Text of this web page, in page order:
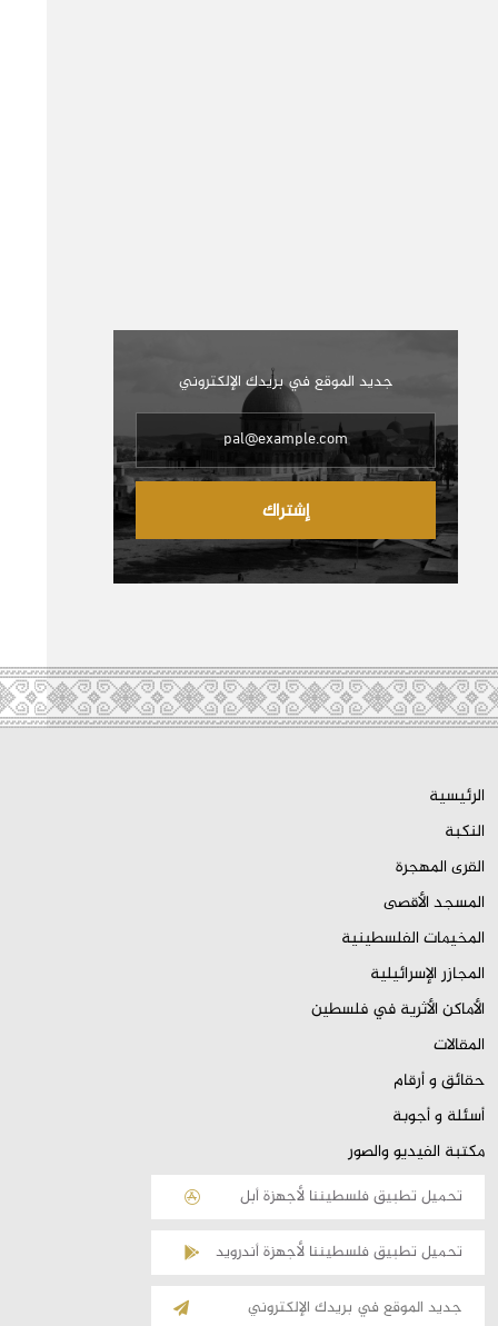
جديد الموقع في بريدك الإلكتروني
إشتراك
الرئيسية
النكبة
القرى المهجرة
المسجد الأقصى
المخيمات الفلسطينية
المجازر الإسرائيلية
الأماكن الأثرية في فلسطين
المقالات
حقائق و أرقام
أسئلة و أجوبة
مكتبة الفيديو والصور
تحميل تطبيق فلسطيننا لأجهزة أبل
تحميل تطبيق فلسطيننا لأجهزة أندرويد